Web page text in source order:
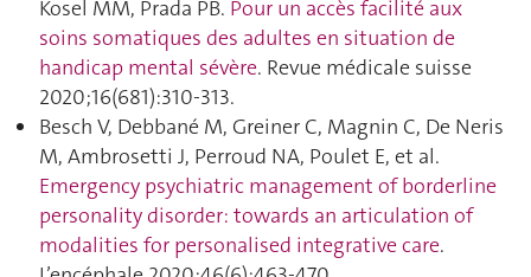
Kosel MM, Prada PB. Pour un accès facilité aux
soins somatiques des adultes en situation de
handicap mental sévère. Revue médicale suisse
2020;16(681):310‑313.
Besch V, Debbané M, Greiner C, Magnin C, De Neris
M, Ambrosetti J, Perroud NA, Poulet E, et al.
Emergency psychiatric management of borderline
personality disorder: towards an articulation of
modalities for personalised integrative care.